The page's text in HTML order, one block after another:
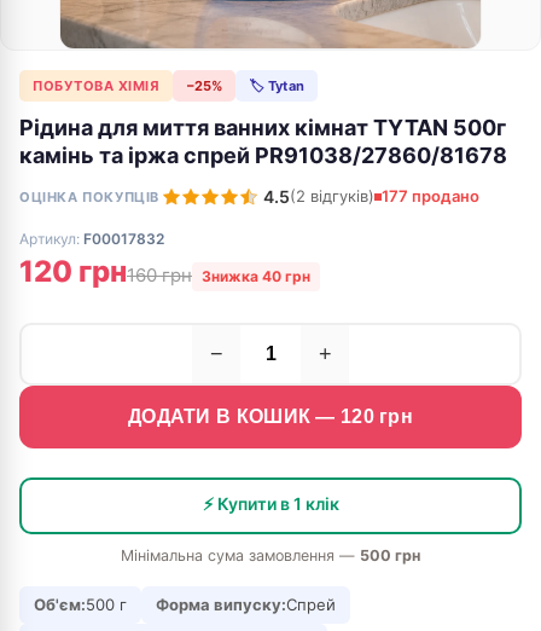
ПОБУТОВА ХІМІЯ −25% 🏷 Tytan
Рідина для миття ванних кімнат TYTAN 500г
камінь та іржа спрей РR91038/27860/81678
ОЦІНКА ПОКУПЦІВ 4.5(2 відгуків) 177 продано
Артикул: F00017832
120 грн160 грн Знижка 40 грн
− +
ДОДАТИ В КОШИК — 120грн
⚡ Купити в 1 клік
Мінімальна сума замовлення — 500 грн
Об'єм:500 г Форма випуску:Спрей